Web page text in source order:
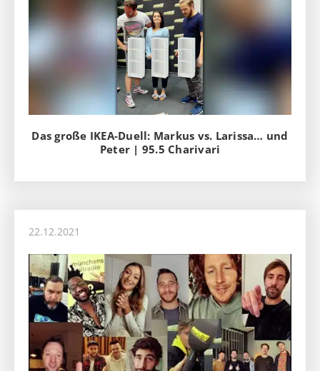
Das große IKEA-Duell: Markus vs. Larissa… und
Peter | 95.5 Charivari
22.12.2021